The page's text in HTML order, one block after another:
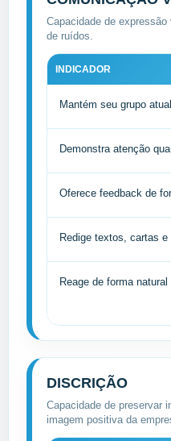
Capacidade de
de ruídos.
INDICADOR
Mantém seu grupo
Demonstra atenção
Oferece feedback de
Redige textos, cartas
Reage de forma
DISCRIÇÃO
Capacidade de preservar
imagem positiva da